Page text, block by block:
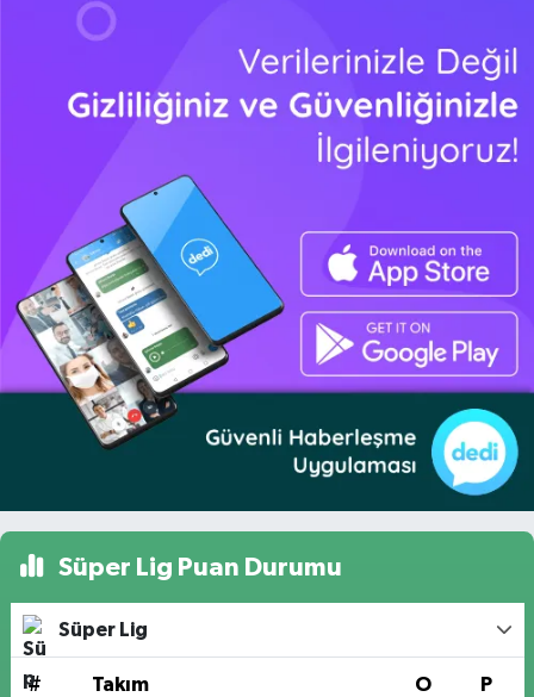
Süper Lig Puan Durumu
Süper Lig
# Takım O P